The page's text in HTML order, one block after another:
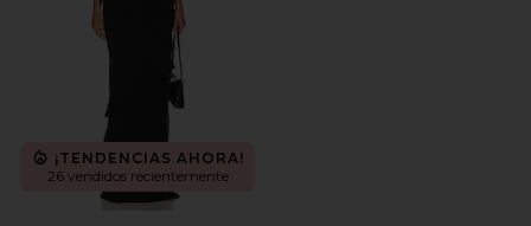
¡TENDENCIAS AHORA!
26 vendidos recientemente